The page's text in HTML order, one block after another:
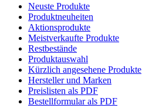
Neuste Produkte
Produktneuheiten
Aktionsprodukte
Meistverkaufte Produkte
Restbestände
Produktauswahl
Kürzlich angesehene Produkte
Hersteller und Marken
Preislisten als PDF
Bestellformular als PDF